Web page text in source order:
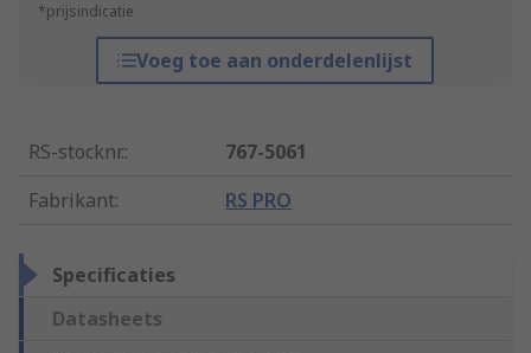
*prijsindicatie
Voeg toe aan onderdelenlijst
RS-stocknr.:
767-5061
Fabrikant: RS PRO
Specificaties
Datasheets